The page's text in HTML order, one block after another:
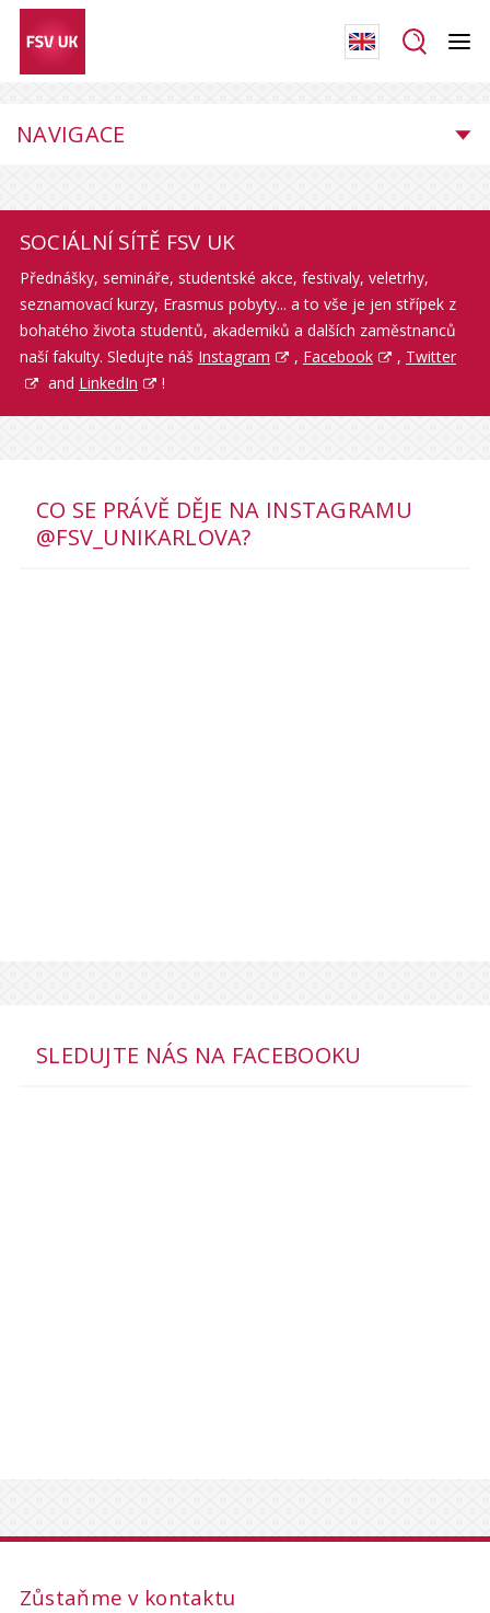
NAVIGACE
SOCIÁLNÍ SÍTĚ FSV UK
Přednášky, semináře, studentské akce, festivaly, veletrhy,
seznamovací kurzy, Erasmus pobyty... a to vše je jen střípek z
bohatého života studentů, akademiků a dalších zaměstnanců
naší fakulty. Sledujte náš Instagram , Facebook , Twitter
and LinkedIn !
CO SE PRÁVĚ DĚJE NA INSTAGRAMU
@FSV_UNIKARLOVA?
SLEDUJTE NÁS NA FACEBOOKU
Zůstaňme v kontaktu